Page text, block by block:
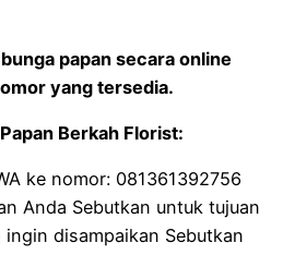
papan secara online
yang tersedia.
Berkah Florist:
ke nomor: 081361392756
Anda Sebutkan untuk tujuan
disampaikan Sebutkan